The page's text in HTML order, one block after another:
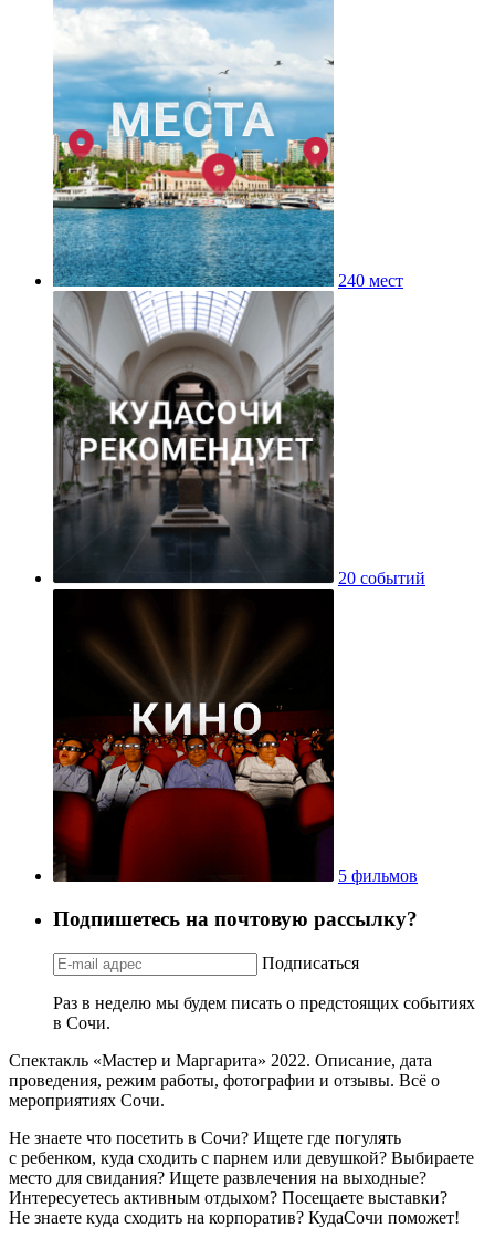
240 мест
20 событий
5 фильмов
Подпишетесь на почтовую рассылку?
Подписаться
Раз в неделю мы будем писать о предстоящих событиях
в Сочи.
Спектакль «Мастер и Маргарита» 2022. Описание, дата
проведения, режим работы, фотографии и отзывы. Всё о
мероприятиях Сочи.
Не знаете что посетить в Сочи? Ищете где погулять
с ребенком, куда сходить с парнем или девушкой? Выбираете
место для свидания? Ищете развлечения на выходные?
Интересуетесь активным отдыхом? Посещаете выставки?
Не знаете куда сходить на корпоратив? КудаСочи поможет!